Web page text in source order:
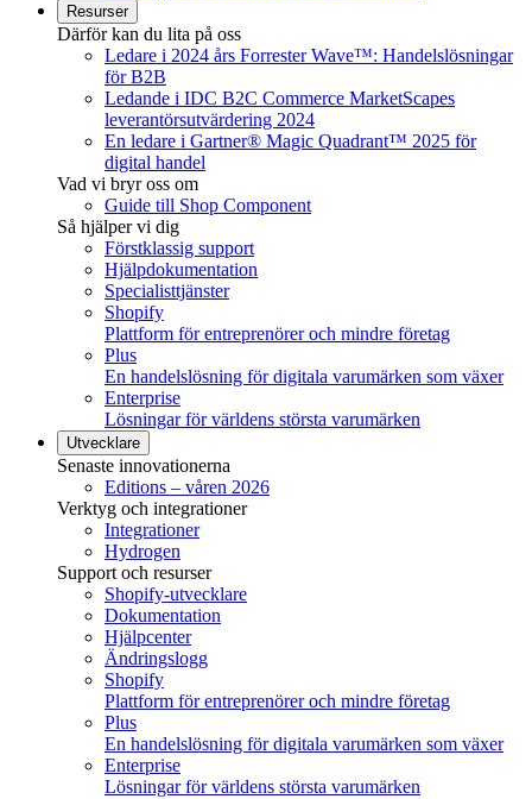
Resurser
Därför kan du lita på oss
Ledare i 2024 års Forrester Wave™: Handelslösningar
för B2B
Ledande i IDC B2C Commerce MarketScapes
leverantörsutvärdering 2024
En ledare i Gartner® Magic Quadrant™ 2025 för
digital handel
Vad vi bryr oss om
Guide till Shop Component
Så hjälper vi dig
Förstklassig support
Hjälpdokumentation
Specialisttjänster
Shopify
Plattform för entreprenörer och mindre företag
Plus
En handelslösning för digitala varumärken som växer
Enterprise
Lösningar för världens största varumärken
Utvecklare
Senaste innovationerna
Editions – våren 2026
Verktyg och integrationer
Integrationer
Hydrogen
Support och resurser
Shopify-utvecklare
Dokumentation
Hjälpcenter
Ändringslogg
Shopify
Plattform för entreprenörer och mindre företag
Plus
En handelslösning för digitala varumärken som växer
Enterprise
Lösningar för världens största varumärken